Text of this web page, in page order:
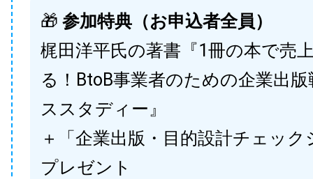
🎁 参加特典（お申込者全員）
梶田洋平氏の著書『1冊の本で売
る！BtoB事業者のための企業出
ススタディー』
＋「企業出版・目的設計チェック
プレゼント